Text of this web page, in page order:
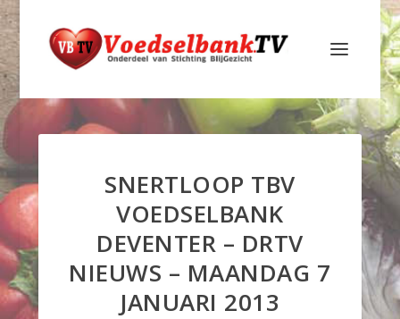
SNERTLOOP TBV
VOEDSELBANK
DEVENTER – DRTV
NIEUWS – MAANDAG 7
JANUARI 2013